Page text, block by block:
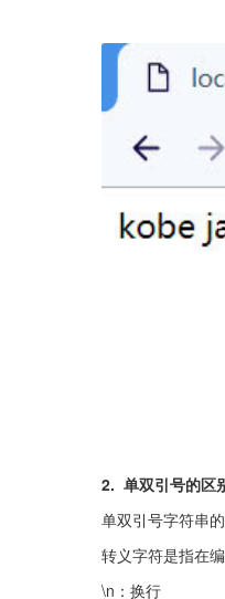
2.  单双引号的区
单双引号字符串
转义字符是指在
\n：换行